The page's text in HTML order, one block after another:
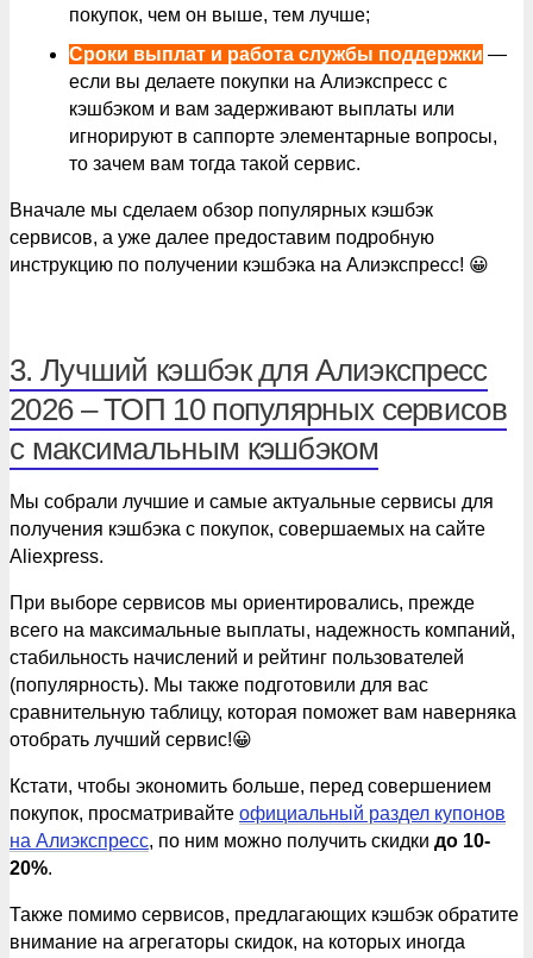
покупок, чем он выше, тем лучше;
Сроки выплат и работа службы поддержки —
если вы делаете покупки на Алиэкспресс с
кэшбэком и вам задерживают выплаты или
игнорируют в саппорте элементарные вопросы,
то зачем вам тогда такой сервис.
Вначале мы сделаем обзор популярных кэшбэк
сервисов, а уже далее предоставим подробную
инструкцию по получении кэшбэка на Алиэкспресс! 😀
3. Лучший кэшбэк для Алиэкспресс
2026 – ТОП 10 популярных сервисов
с максимальным кэшбэком
Мы собрали лучшие и самые актуальные сервисы для
получения кэшбэка с покупок, совершаемых на сайте
Aliexpress.
При выборе сервисов мы ориентировались, прежде
всего на максимальные выплаты, надежность компаний,
стабильность начислений и рейтинг пользователей
(популярность). Мы также подготовили для вас
сравнительную таблицу, которая поможет вам наверняка
отобрать лучший сервис!😀
Кстати, чтобы экономить больше, перед совершением
покупок, просматривайте официальный раздел купонов
на Алиэкспресс, по ним можно получить скидки до 10-
20%.
Также помимо сервисов, предлагающих кэшбэк обратите
внимание на агрегаторы скидок, на которых иногда